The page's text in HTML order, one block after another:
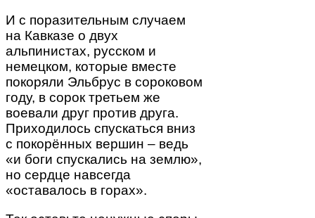
И с поразительным случаем
на Кавказе о двух
альпинистах, русском и
немецком, которые вместе
покоряли Эльбрус в сороковом
году, в сорок третьем же
воевали друг против друга.
Приходилось спускаться вниз
с покорённых вершин – ведь
«и боги спускались на землю»,
но сердце навсегда
«оставалось в горах».